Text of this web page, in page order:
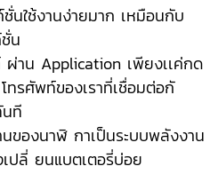
นใช้งานง่ายมาก เหมือนกับ
น
าน Application เพียงเเค่กด
ทรศัพท์ของเราที่เชื่อมต่อกั
ที
ของนาฬิ กาเป็นระบบพลังงาน
เปลี่ ยนแบตเตอรี่บ่อย